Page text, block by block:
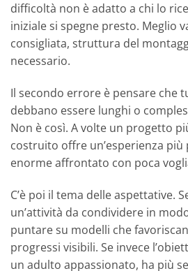
difficoltà non è adatto a chi lo
iniziale si spegne presto. Meglio
consigliata, struttura del
necessario.
Il secondo errore è pensare che
debbano essere lunghi o
Non è così. A volte un progetto
costruito offre un’esperienza più
enorme affrontato con poca
C’è poi il tema delle aspettative.
un’attività da condividere in
puntare su modelli che
progressi visibili. Se invece
un adulto appassionato, ha più